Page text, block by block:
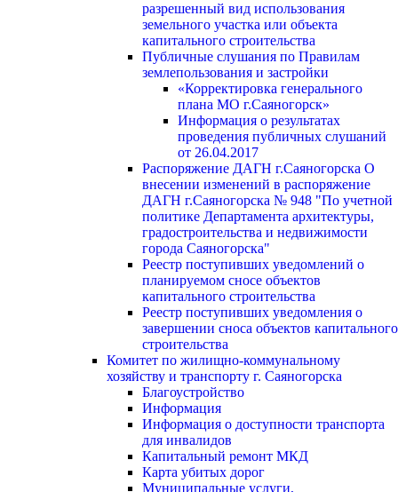
разрешенный вид использования
земельного участка или объекта
капитального строительства
Публичные слушания по Правилам
землепользования и застройки
«Корректировка генерального
плана МО г.Саяногорск»
Информация о результатах
проведения публичных слушаний
от 26.04.2017
Распоряжение ДАГН г.Саяногорска О
внесении изменений в распоряжение
ДАГН г.Саяногорска № 948 "По учетной
политике Департамента архитектуры,
градостроительства и недвижимости
города Саяногорска"
Реестр поступивших уведомлений о
планируемом сносе объектов
капитального строительства
Реестр поступивших уведомления о
завершении сноса объектов капитального
строительства
Комитет по жилищно-коммунальному
хозяйству и транспорту г. Саяногорска
Благоустройство
Информация
Информация о доступности транспорта
для инвалидов
Капитальный ремонт МКД
Карта убитых дорог
Муниципальные услуги,